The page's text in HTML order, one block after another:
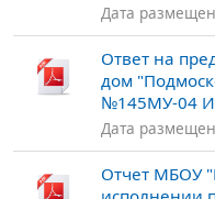
Дата
Ответ на
дом
№145МУ-04
Дата
Отчет МБОУ